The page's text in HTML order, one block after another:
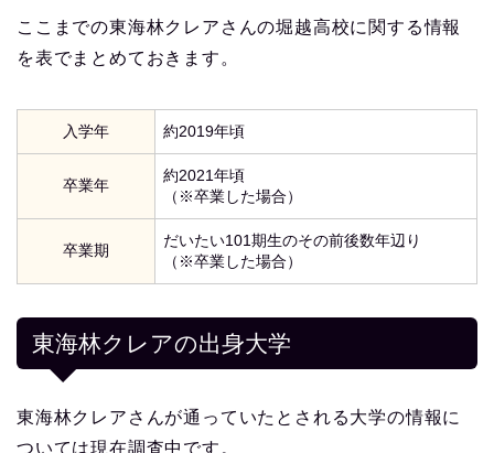
ここまでの東海林クレアさんの堀越高校に関する情報
を表でまとめておきます。
入学年 約2019年頃
卒業年
約2021年頃
（※卒業した場合）
卒業期
だいたい101期生のその前後数年辺り
（※卒業した場合）
東海林クレアの出身大学
東海林クレアさんが通っていたとされる大学の情報に
ついては現在調査中です。